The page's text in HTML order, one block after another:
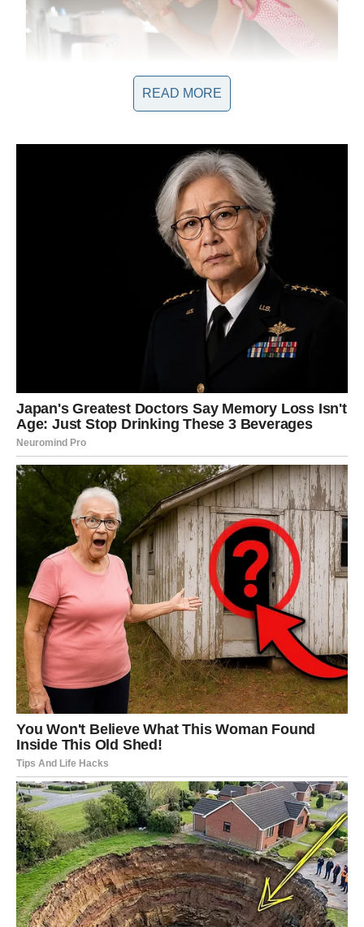
Njene riječi podrške i savjeti postali su od ključne važnosti za
mnoge mlade sportistkinje koje su se suočavale s pritiscima i
očekivanjima.
Tijekom turbulentnih vremena koja su pratila raspad
Jugoslavije, Tatjana je bila ključna figura za tenisku zajednicu.
Njena posvećenost sportu i sposobnost da inspiriše druge
postavili su temelje za mnoge mlade teniserke koje su sanjale
o profesionalnoj karijeri. Njena ostavština će se pamtiti kroz
generacije koje dolaze, a njen primjer će nadahnjivati mlade
sportistkinje da slijede svoje snove, bez obzira na prepreke
koje se mogu pojaviti na putu.
Reakcije na Tragediju
Vijest o smrti Tatjane Ječmenice brzo se proširila kroz sve
slojeve društva, izazivajući reakcije iz svih dijelova regije.
Mnogi sportisti, treneri i obožavatelji tenisa iskazali su svoje
READ MORE